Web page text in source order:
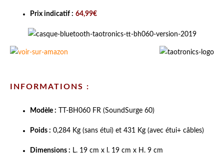
Prix indicatif : 64,99€
INFORMATIONS :
Modèle : TT-BH060 FR (SoundSurge 60)
Poids : 0,284 Kg (sans étui) et 431 Kg (avec étui+ câbles)
Dimensions : L. 19 cm x l. 19 cm x H. 9 cm